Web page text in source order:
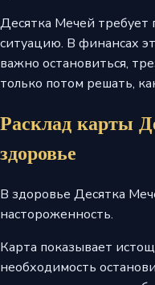
Десятка Мечей требует
ситуацию. В финансах
важно остановиться,
только потом решать,
Расклад карты
здоровье
В здоровье Десятка
настороженность.
Карта показывает
необходимость